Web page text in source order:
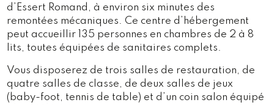
d’Essert Romand, à environ six minutes des
remontées mécaniques. Ce centre d’hébergement
peut accueillir 135 personnes en chambres de 2 à 8
lits, toutes équipées de sanitaires complets.
Vous disposerez de trois salles de restauration, de
quatre salles de classe, de deux salles de jeux
(baby-foot, tennis de table) et d’un coin salon équipé